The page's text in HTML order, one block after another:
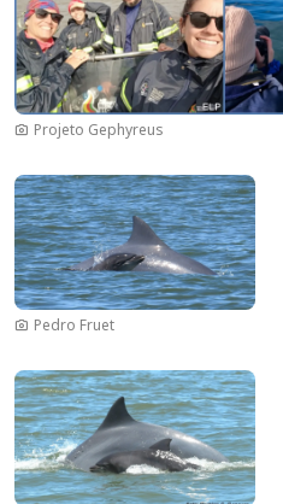
Projeto Gephyreus
Imagen
Pedro Fruet
Imagen